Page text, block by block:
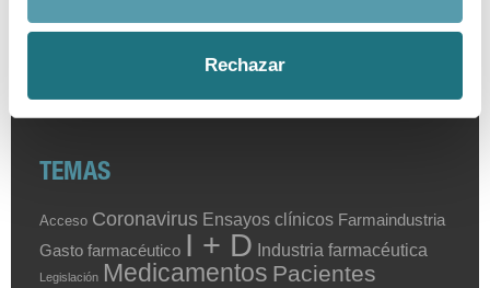
Rechazar
TEMAS
Acceso Coronavirus Ensayos clínicos Farmaindustria
Gasto farmacéutico I + D Industria farmacéutica
Legislación Medicamentos Pacientes